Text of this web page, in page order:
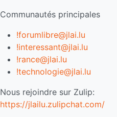
Communautés principales
!forumlibre@jlai.lu
!interessant@jlai.lu
!rance@jlai.lu
!technologie@jlai.lu
Nous rejoindre sur Zulip:
https://jlailu.zulipchat.com/